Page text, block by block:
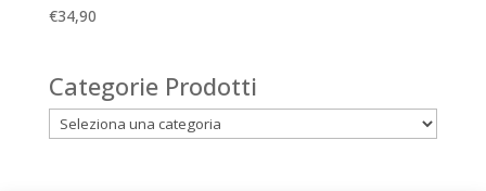
€34,90
Categorie Prodotti